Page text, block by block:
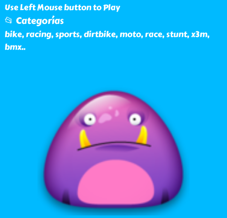
Use Left Mouse button to Play
📂 Categorías
bike, racing, sports, dirtbike, moto, race, stunt, x3m,
bmx..